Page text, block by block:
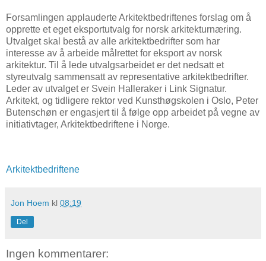
Forsamlingen applauderte Arkitektbedriftenes forslag om å
opprette et eget eksportutvalg for norsk arkitekturnæring.
Utvalget skal bestå av alle arkitektbedrifter som har
interesse av å arbeide målrettet for eksport av norsk
arkitektur. Til å lede utvalgsarbeidet er det nedsatt et
styreutvalg sammensatt av representative arkitektbedrifter.
Leder av utvalget er Svein Halleraker i Link Signatur.
Arkitekt, og tidligere rektor ved Kunsthøgskolen i Oslo, Peter
Butenschøn er engasjert til å følge opp arbeidet på vegne av
initiativtager, Arkitektbedriftene i Norge.
Arkitektbedriftene
Jon Hoem kl 08:19
Del
Ingen kommentarer: